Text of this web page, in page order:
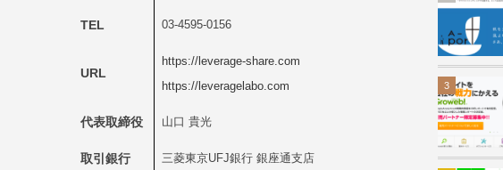
TEL 03-4595-0156
URL
https://leverage-share.com
https://leveragelabo.com
代表取締役 山口 貴光
取引銀行 三菱東京UFJ銀行 銀座通支店
3